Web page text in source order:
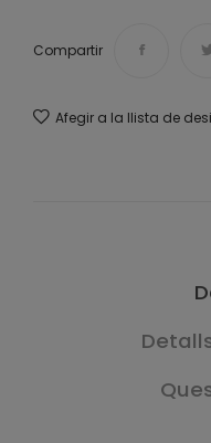
Compartir
Afegir a la llista de